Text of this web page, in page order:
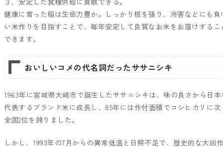
健康に育った稲は生命力豊か。しっかり根を張り、冷害などにも負
い米作りを目指すことで、毎年安定して良質なお米をお届けするこ
できます。
おいしいコメの代名詞だったササニシキ
1963年に宮城県大崎市で誕生したササニシキは、味の良さから日本
代表するブランド米に成長し、85年には作付面積でコシヒカリに次
全国2位を誇りました。
しかし、1993年の7月からの異常低温と日照不足で、歴史的な大凶